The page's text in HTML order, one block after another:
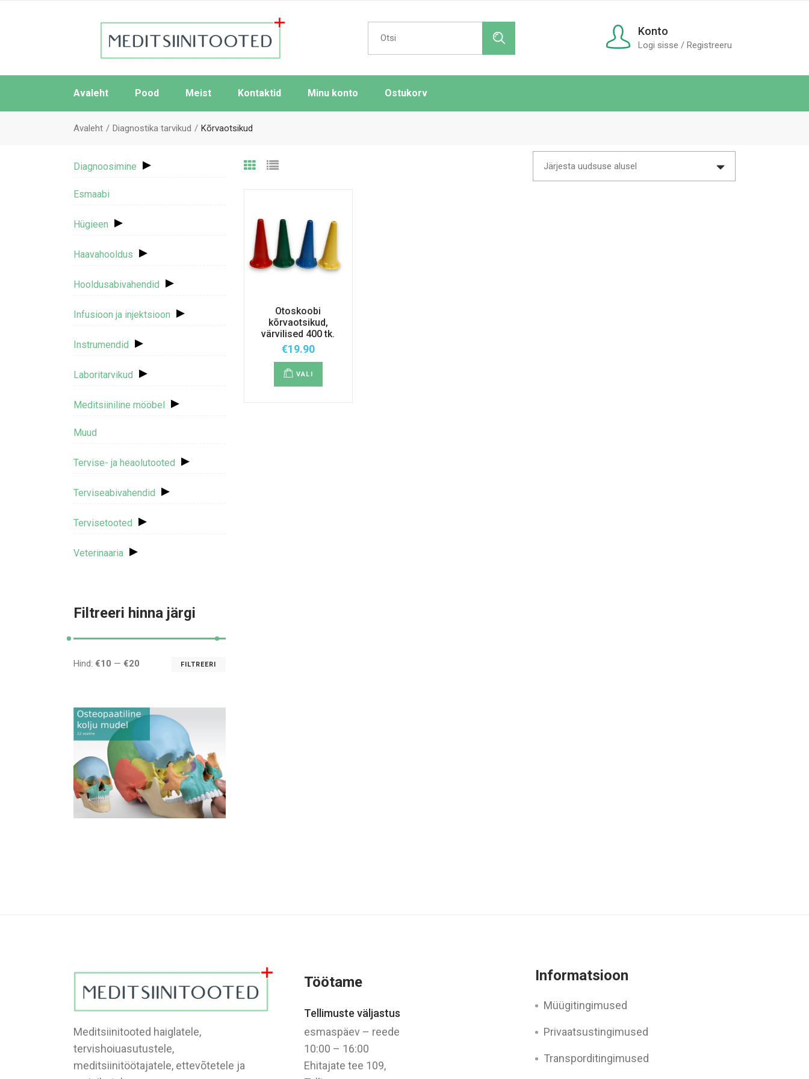
Search
for:
Konto
Logi sisse / Registreeru
Avaleht Pood Meist Kontaktid Minu konto Ostukorv
Avaleht Diagnostika tarvikud Kõrvaotsikud
Järjesta uudsuse alusel
Otoskoobi
kõrvaotsikud,
värvilised 400 tk.
€19.90
VALI
mitu
Diagnoosimine ▸
Esmaabi
Hügieen ▸
Haavahooldus ▸
Hooldusabivahendid ▸
Infusioon ja injektsioon ▸
Instrumendid ▸
Laboritarvikud ▸
Meditsiiniline mööbel ▸
Muud
Tervise- ja heaolutooted ▸
Terviseabivahendid ▸
Tervisetooted ▸
Veterinaaria ▸
Filtreeri hinna järgi
FILTREERI
Hind: €10 — €20
Meditsiinitooted haiglatele,
tervishoiuasutustele,
meditsiinitöötajatele, ettevõtetele ja
Töötame
Tellimuste väljastus
esmaspäev – reede
10:00 – 16:00
Ehitajate tee 109,
Informatsioon
Müügitingimused
Privaatsustingimused
Transporditingimused